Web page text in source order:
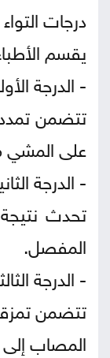
درجات
يقسم
- الدرجة
تتضمن
على المشي
- الدرجة
تحدث
المفصل.
- الدرجة
تتضمن
المصاب